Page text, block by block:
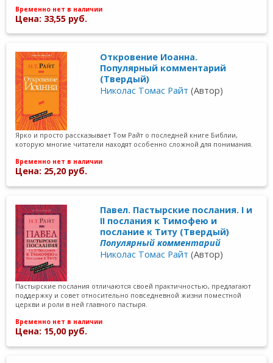
Временно нет в наличии
Цена: 33,55 руб.
Откровение Иоанна.
Популярный комментарий
(Твердый)
Николас Томас Райт (Автор)
Ярко и просто рассказывает Том Райт о последней книге Библии,
которую многие читатели находят особенно сложной для понимания.
Временно нет в наличии
Цена: 25,20 руб.
Павел. Пастырские послания. I и
II послания к Тимофею и
послание к Титу (Твердый)
Популярный комментарий
Николас Томас Райт (Автор)
Пастырские послания отличаются своей практичностью, предлагают
поддержку и совет относительно повседневной жизни поместной
церкви и роли в ней главного пастыря.
Временно нет в наличии
Цена: 15,00 руб.